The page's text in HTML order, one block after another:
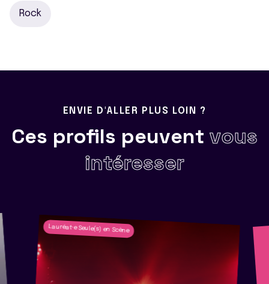
Rock
ENVIE D'ALLER PLUS LOIN ?
Ces profils peuvent vous
intéresser
Lauréat·e Seule(s) en Scène